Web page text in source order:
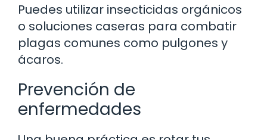
Puedes utilizar insecticidas orgánicos
o soluciones caseras para combatir
plagas comunes como pulgones y
ácaros.
Prevención de
enfermedades